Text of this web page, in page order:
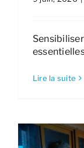
Lire la suite